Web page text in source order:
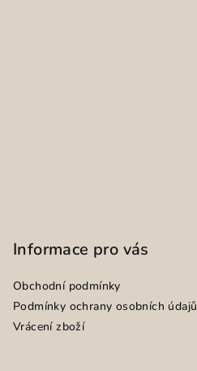
Informace pro vás
Obchodní podmínky
Podmínky ochrany osobních údajů
Vrácení zboží